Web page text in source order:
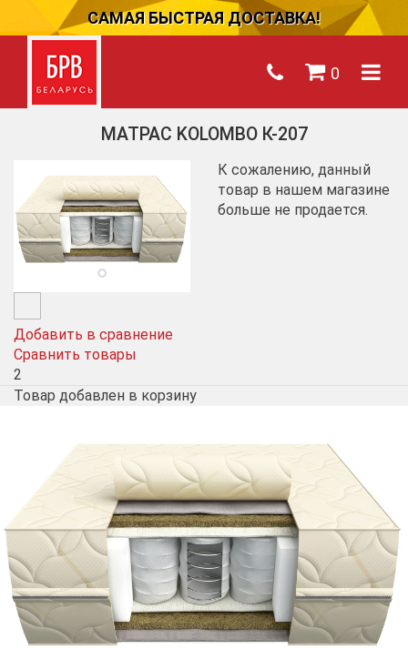
САМАЯ БЫСТРАЯ ДОСТАВКА!
0
МАТРАС KOLOMBO К-207
Добавить в сравнение
Сравнить товары
2
К сожалению, данный
товар в нашем магазине
больше не продается.
Товар добавлен в корзину